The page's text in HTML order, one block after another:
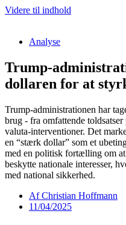
Videre til indhold
Analyse
Trump-
dollaren for at
Trump-administrationen har
brug - fra omfattende
valuta-interventioner. Det
en “stærk dollar” som et
med en politisk fortælling om
beskytte nationale interesser,
med national sikkerhed.
AfChristian Hoffmann
11/04/2025